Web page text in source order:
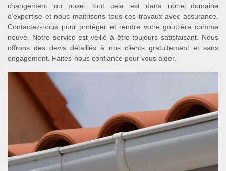
changement ou pose, tout cela est dans notre domaine
d’expertise et nous maitrisons tous ces travaux avec assurance.
Contactez-nous pour protéger et rendre votre gouttière comme
neuve. Notre service est veillé à être toujours satisfaisant. Nous
offrons des devis détaillés à nos clients gratuitement et sans
engagement. Faites-nous confiance pour vous aider.